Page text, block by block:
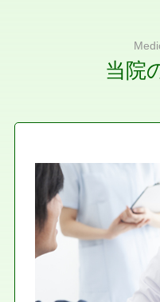
当院